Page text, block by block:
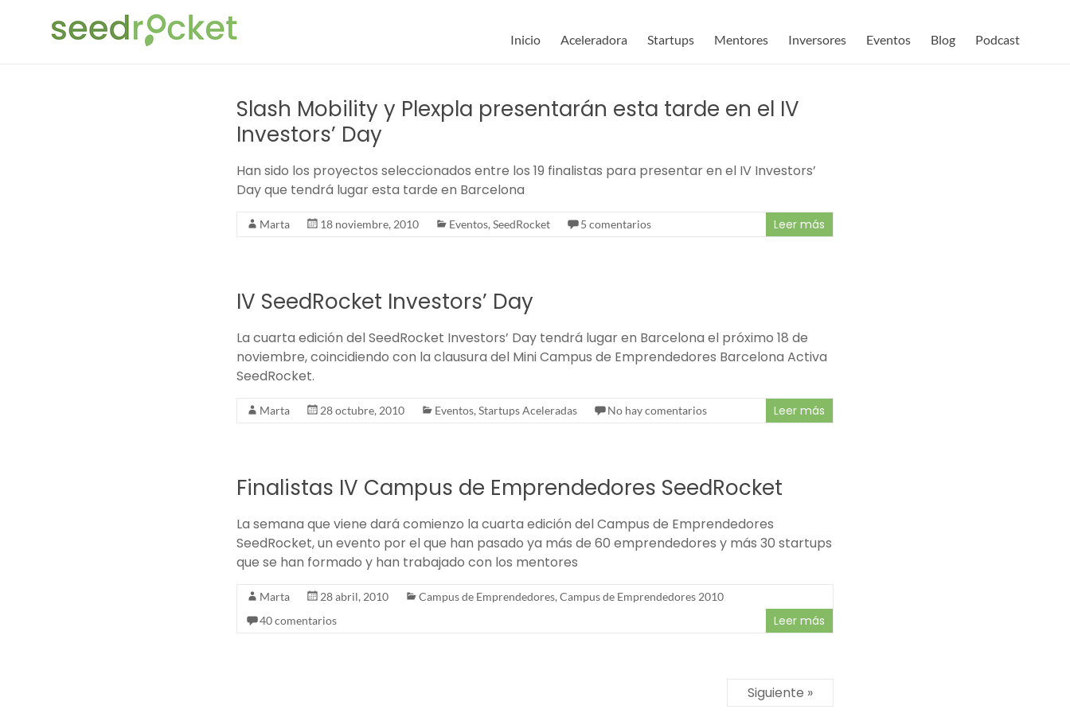
contenidoSeedRocket Inicio Aceleradora Startups Mentores Inversores Eventos Blog Podcast
Slash Mobility y Plexpla presentarán esta tarde en el IV
Investors’ Day
Han sido los proyectos seleccionados entre los 19 finalistas para presentar en el IV Investors’
Day que tendrá lugar esta tarde en Barcelona
Marta 18 noviembre, 2010 Eventos, SeedRocket 5 comentarios Leer más
IV SeedRocket Investors’ Day
La cuarta edición del SeedRocket Investors’ Day tendrá lugar en Barcelona el próximo 18 de
noviembre, coincidiendo con la clausura del Mini Campus de Emprendedores Barcelona Activa
SeedRocket.
Marta 28 octubre, 2010 Eventos, Startups Aceleradas No hay comentarios Leer más
Finalistas IV Campus de Emprendedores SeedRocket
La semana que viene dará comienzo la cuarta edición del Campus de Emprendedores
SeedRocket, un evento por el que han pasado ya más de 60 emprendedores y más 30 startups
que se han formado y han trabajado con los mentores
Marta 28 abril, 2010 Campus de Emprendedores, Campus de Emprendedores 2010
40 comentarios
Leer más
Siguiente »